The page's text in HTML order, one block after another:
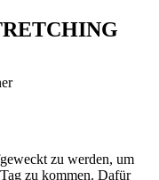
zu werden, um
zu kommen. Dafür